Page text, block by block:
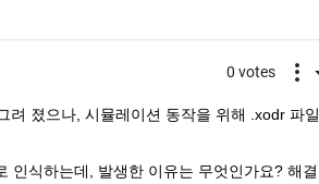
0 votes
졌으나, 시뮬레이션 동작을 위해 .xodr 파일
인식하는데, 발생한 이유는 무엇인가요? 해결